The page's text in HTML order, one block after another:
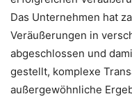
Das Unternehmen hat
Veräußerungen in
abgeschlossen und
gestellt, komplexe
außergewöhnliche